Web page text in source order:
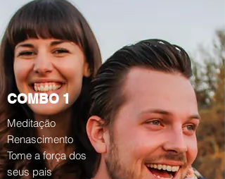
COMBO 1
Meditação
Renascimento
Tome a força dos
seus pais